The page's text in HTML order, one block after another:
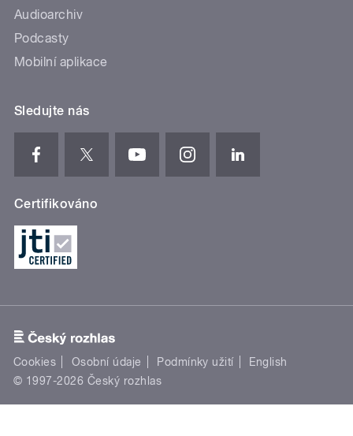
Audioarchiv
Podcasty
Mobilní aplikace
Sledujte nás
Certifikováno
Cookies Osobní údaje Podmínky užití
English
© 1997-2026 Český rozhlas